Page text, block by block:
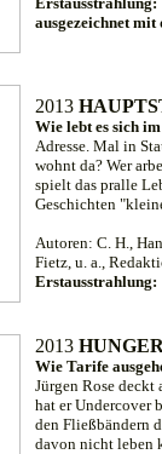
ausgezeichnet
2013
Wie lebt es sich
Adresse. Mal in
wohnt da? Wer
spielt das pralle
Geschichten
Autoren: C. H.,
Fietz, u. a.,
Erstausstrahlung:
2013
Wie Tarife
Jürgen Rose deckt
hat er Undercover
den Fließbändern
davon nicht leben